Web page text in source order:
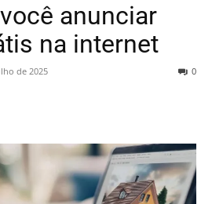
anunciar
na internet
de 2025 0